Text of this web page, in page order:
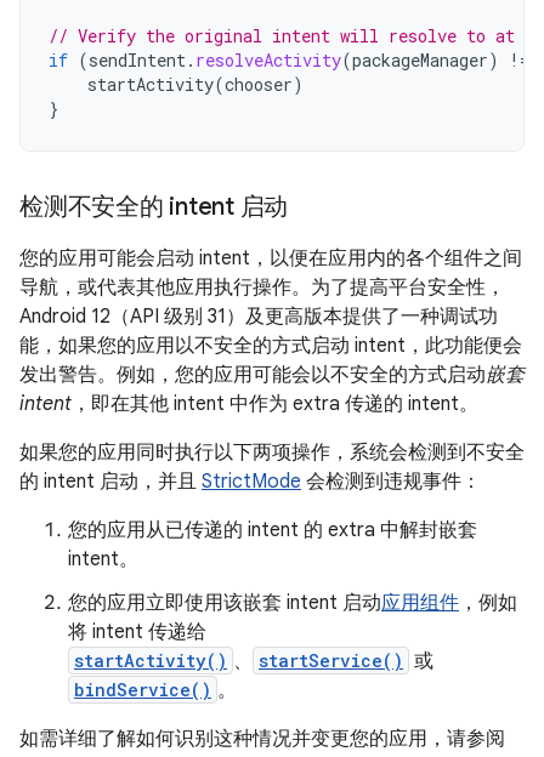
// Verify the original intent will resolve to at
if (sendIntent. resolveActivity(packageManager) !=
startActivity(chooser)
}
检测不安全的 intent 启动
您的应用可能会启动 intent，以便在应用内的各个组件之间
导航，或代表其他应用执行操作。为了提高平台安全性，
Android 12（API 级别 31）及更高版本提供了一种调试功
能，如果您的应用以不安全的方式启动 intent，此功能便会
发出警告。例如，您的应用可能会以不安全的方式启动嵌套
intent ，即在其他 intent 中作为 extra 传递的 intent。
如果您的应用同时执行以下两项操作，系统会检测到不安全
的 intent 启动，并且 StrictMode 会检测到违规事件：
您的应用从已传递的 intent 的 extra 中解封嵌套
intent。
您的应用立即使用该嵌套 intent 启动应用组件 ，例如
将 intent 传递给
startActivity() 、 startService() 或
bindService() 。
如需详细了解如何识别这种情况并变更您的应用，请参阅